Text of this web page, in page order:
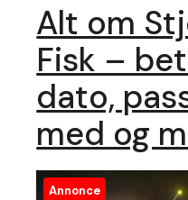
Alt om
Fisk –
dato,
med og
Annonce